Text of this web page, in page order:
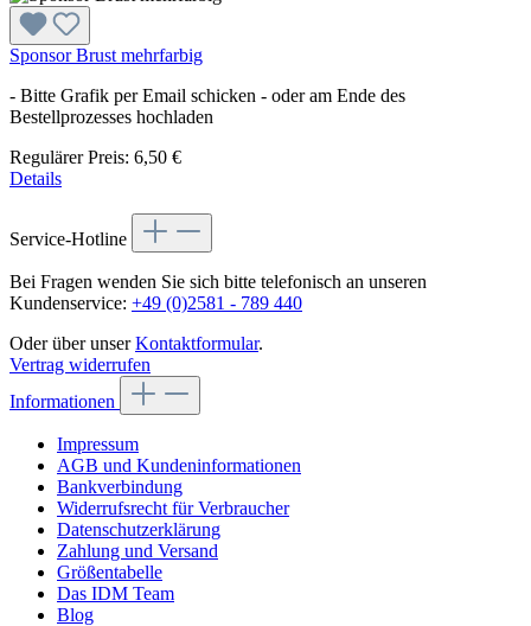
Sponsor Brust mehrfarbig
- Bitte Grafik per Email schicken - oder am Ende des
Bestellprozesses hochladen
Regulärer Preis: 6,50 €
Details
Service-Hotline
Bei Fragen wenden Sie sich bitte telefonisch an unseren
Kundenservice: +49 (0)2581 - 789 440
Oder über unserKontaktformular.
Vertrag widerrufen
Informationen
Impressum
AGB und Kundeninformationen
Bankverbindung
Widerrufsrecht für Verbraucher
Datenschutzerklärung
Zahlung und Versand
Größentabelle
Das IDM Team
Blog